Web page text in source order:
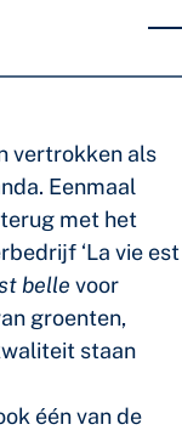
vertrokken als
Eenmaal
met het
‘La vie est
belle voor
groenten,
staan
één van de